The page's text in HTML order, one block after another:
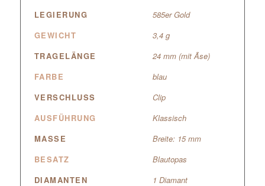
LEGIERUNG
585er Gold
GEWICHT
3,4 g
TRAGELÄNGE
24 mm (mit Ãse)
FARBE
blau
VERSCHLUSS
Clip
AUSFÜHRUNG
Klassisch
MASSE
Breite: 15 mm
BESATZ
Blautopas
DIAMANTEN
1 Diamant